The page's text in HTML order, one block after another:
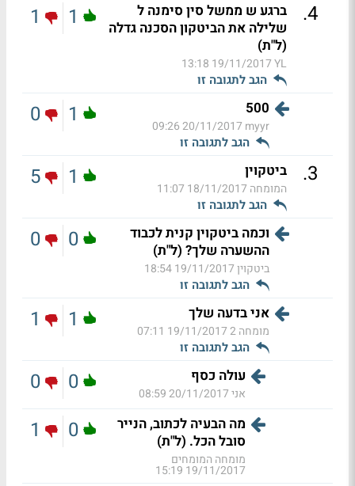
4
.
ברגע ש ממשל סין סימנה ל
שלילה את הביטקון הסכנה גדלה
(ל"ת)
YL
19/11/2017 13:18
הגב לתגובה זו
1
1
500
myyr
20/11/2017 09:26
הגב לתגובה זו
1
0
3
. ביטקוין
המומחה 18/11/2017 11:07
הגב לתגובה זו
1
5
וכמה ביטקוין קנית לכבוד
ההשערה שלך? (ל"ת)
ביטקוין19/11/2017 18:54
הגב לתגובה זו
0
0
אני בדעה שלך
מומחה 2 19/11/2017 07:11
הגב לתגובה זו
1
1
עולה כסף
אני20/11/2017 08:59
0
0
מה הבעיה לכתוב, הנייר
סובל הכל. (ל"ת)
מומחה המומחים
19/11/2017 15:19
0
1